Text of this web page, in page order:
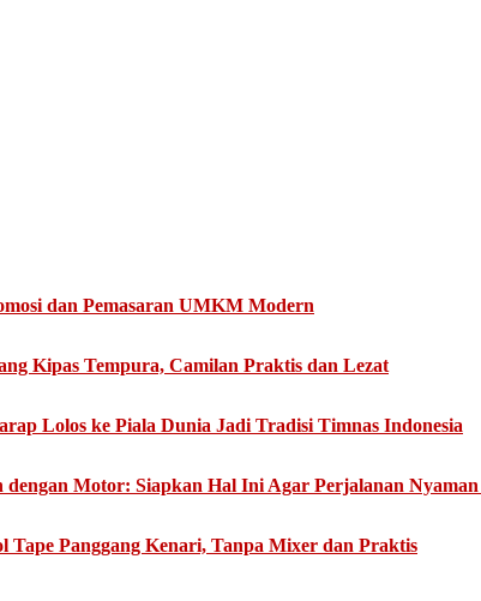
dan Pemasaran UMKM Modern
Kipas Tempura, Camilan Praktis dan Lezat
Lolos ke Piala Dunia Jadi Tradisi Timnas Indonesia
dengan Motor: Siapkan Hal Ini Agar Perjalanan
Tape Panggang Kenari, Tanpa Mixer dan Praktis